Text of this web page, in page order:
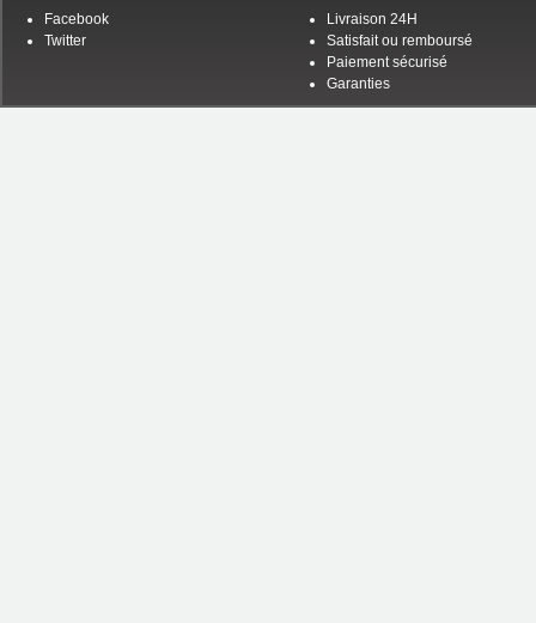
Facebook
Twitter
Livraison 24H
Satisfait ou remboursé
Paiement sécurisé
Garanties